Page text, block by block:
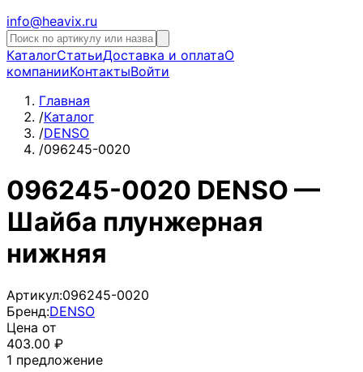
info@heavix.ru
КаталогСтатьиДоставка и оплатаО
компанииКонтактыВойти
Главная
/Каталог
/DENSO
/096245-0020
096245-0020 DENSO —
Шайба плунжерная
нижняя
Артикул:096245-0020
Бренд:DENSO
Цена от
403.00 ₽
1 предложение